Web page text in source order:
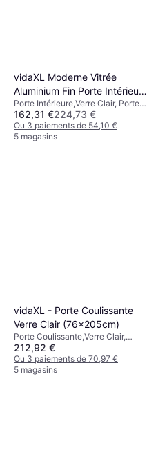
vidaXL Moderne Vitrée
Aluminium Fin Porte Intérieure
Verre Clair (30x200cm)
Porte Intérieure,Verre Clair, Porte
Simple, Réglable
162,31 €224,73 €
Ou 3 paiements de 54,10 €
5 magasins
vidaXL - Porte Coulissante
Verre Clair (76x205cm)
Porte Coulissante,Verre Clair,
Porte Simple
212,92 €
Ou 3 paiements de 70,97 €
5 magasins